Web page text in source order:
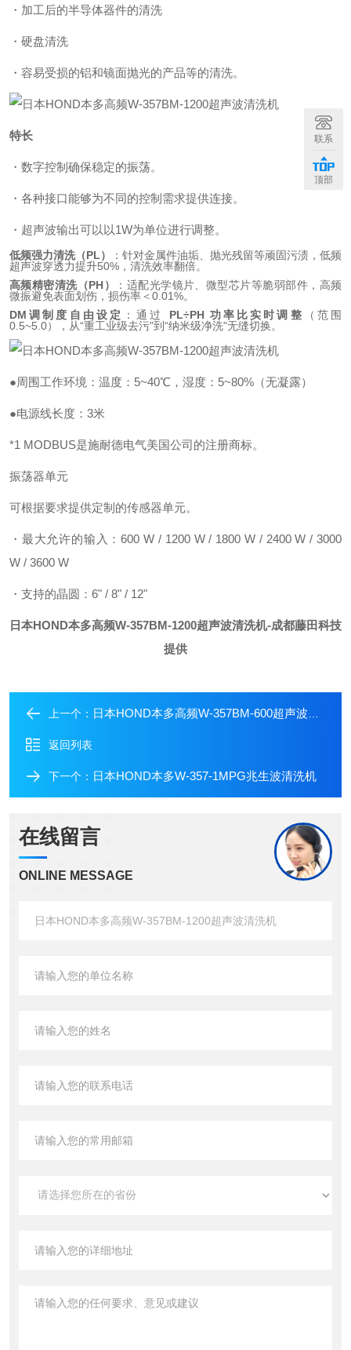
・加工后的半导体器件的清洗
・硬盘清洗
・容易受损的铝和镜面抛光的产品等的清洗。
特长
・数字控制确保稳定的振荡。
・各种接口能够为不同的控制需求提供连接。
・超声波输出可以以1W为单位进行调整。
低频强力清洗（PL）
：针对金属件油垢、抛光残留等顽固污渍，低频
超声波穿透力提升50%，清洗效率翻倍。
高频精密清洗（PH）
：适配光学镜片、微型芯片等脆弱部件，高频
微振避免表面划伤，损伤率＜0.01%。
DM调制度自由设定
：通过 PL÷PH 功率比实时调整
（范围
0.5~5.0），从“重工业级去污"到“纳米级净洗"无缝切换。
●周围工作环境：温度：5~40℃，湿度：5~80%（无凝露）
●电源线长度：3米
*1 MODBUS是施耐德电气美国公司的注册商标。
振荡器单元
可根据要求提供定制的传感器单元。
・最大允许的输入：600 W / 1200 W / 1800 W / 2400 W / 3000
W / 3600 W
・支持的晶圆：6" / 8" / 12"
日本HOND本多高频W-357BM-1200超声波清洗机-成都藤田科技
提供
上一个： 日本HOND本多高频W-357BM-600超声波清洗机
返回列表
下一个： 日本HOND本多W-357-1MPG兆生波清洗机
在线留言
ONLINE MESSAGE
联系
顶部